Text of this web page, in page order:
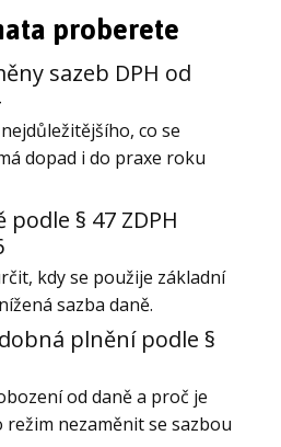
proberete
sazeb DPH od
co se
dopad i do praxe roku
podle § 47 ZDPH
kdy se použije základní
sazba daně.
plnění podle §
od daně a proč je
nezaměnit se sazbou